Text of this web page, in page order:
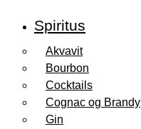
Spiritus
Akvavit
Bourbon
Cocktails
Cognac og Brandy
Gin